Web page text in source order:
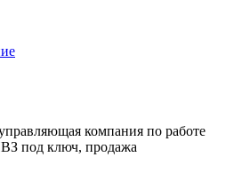
компания по работе
под ключ, продажа